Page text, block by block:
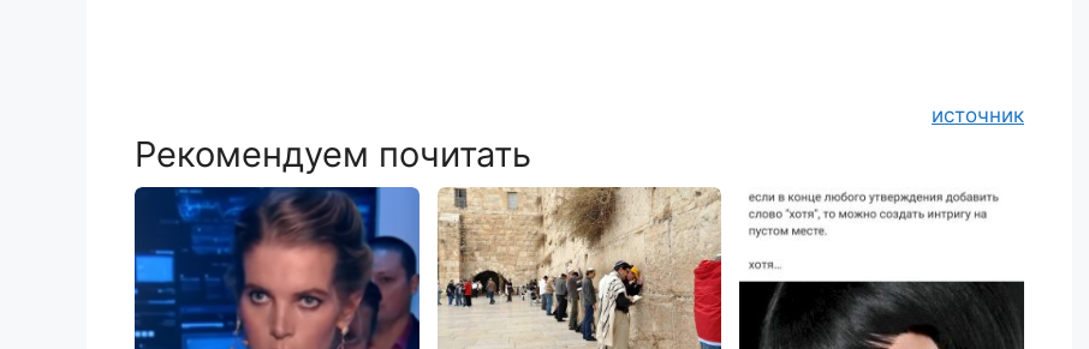
источник
Рекомендуем почитать